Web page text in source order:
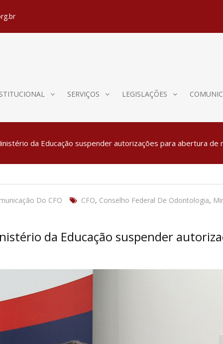
SERVIÇOS LEGISLAÇÕES
da Educação suspender autorizações para abertura
Do CFO CFO, Conselho Federal De Odontologia,
da Educação suspender